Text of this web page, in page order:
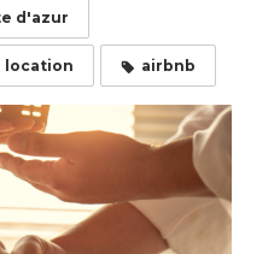
d'azur
location airbnb